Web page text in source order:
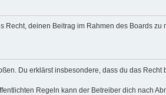
Recht, deinen Beitrag im Rahmen des Boards zu
Du erklärst insbesondere, dass du das Recht
Regeln kann der Betreiber dich nach